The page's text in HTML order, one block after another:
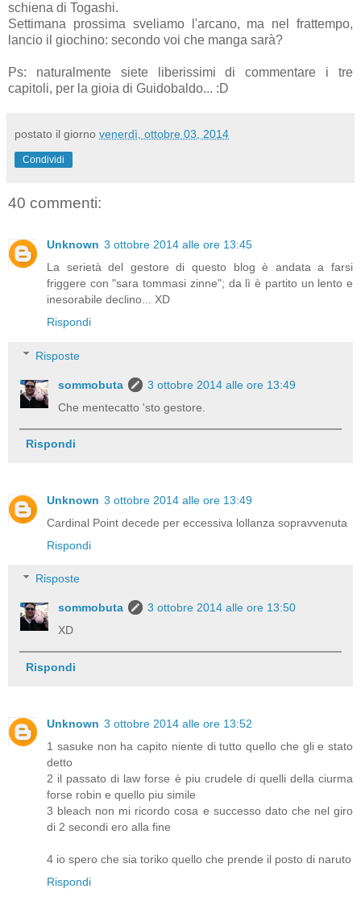
schiena di Togashi.
Settimana prossima sveliamo l'arcano, ma nel frattempo,
lancio il giochino: secondo voi che manga sarà?
Ps: naturalmente siete liberissimi di commentare i tre
capitoli, per la gioia di Guidobaldo... :D
postato il giorno venerdì, ottobre 03, 2014
Condividi
40 commenti:
Unknown 3 ottobre 2014 alle ore 13:45
La serietà del gestore di questo blog è andata a farsi
friggere con "sara tommasi zinne"; da lì è partito un lento e
inesorabile declino... XD
Rispondi
Risposte
sommobuta
3 ottobre 2014 alle ore 13:49
Che mentecatto 'sto gestore.
Rispondi
Unknown 3 ottobre 2014 alle ore 13:49
Cardinal Point decede per eccessiva lollanza sopravvenuta
Rispondi
Risposte
sommobuta
3 ottobre 2014 alle ore 13:50
XD
Rispondi
Unknown 3 ottobre 2014 alle ore 13:52
1 sasuke non ha capito niente di tutto quello che gli e stato
detto
2 il passato di law forse è piu crudele di quelli della ciurma
forse robin e quello piu simile
3 bleach non mi ricordo cosa e successo dato che nel giro
di 2 secondi ero alla fine
4 io spero che sia toriko quello che prende il posto di naruto
Rispondi